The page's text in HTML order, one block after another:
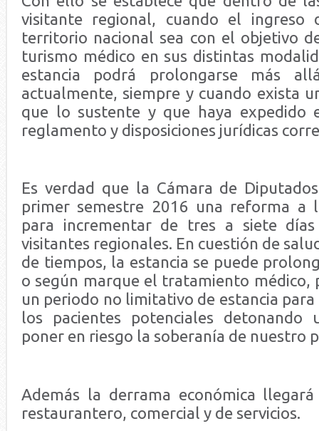
visitante regional, cuando el ingreso
territorio nacional sea con el objetivo
turismo médico en sus distintas
estancia podrá prolongarse más
actualmente, siempre y cuando exista
que lo sustente y que haya expedido
reglamento y disposiciones jurídicas
Es verdad que la Cámara de
primer semestre 2016 una reforma a
para incrementar de tres a siete
visitantes regionales. En cuestión de
de tiempos, la estancia se puede
o según marque el tratamiento
un periodo no limitativo de estancia
los pacientes potenciales detonando
poner en riesgo la soberanía de nuestro
Además la derrama económica
restaurantero, comercial y de servicios.